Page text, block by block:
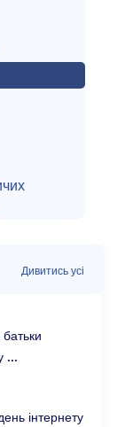
Дивитись усі
інтернету